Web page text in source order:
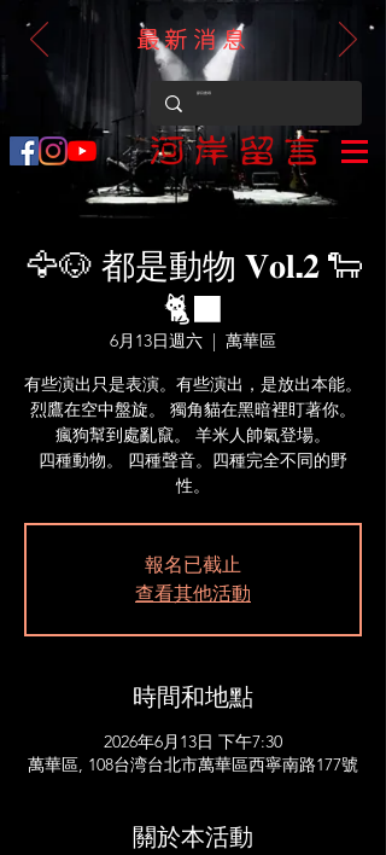
最新消息
🦅🐶 都是動物 𝐕𝐨𝐥.𝟐 🐑
🐈‍⬛
6月13日週六
  |
萬華區
有些演出只是表演。有些演出，是放出本能。
烈鷹在空中盤旋。 獨角貓在黑暗裡盯著你。
瘋狗幫到處亂竄。 羊米人帥氣登場。
四種動物。 四種聲音。四種完全不同的野
性。
報名已截止
查看其他活動
時間和地點
2026年6月13日 下午7:30
萬華區, 108台湾台北市萬華區西寧南路177號
關於本活動